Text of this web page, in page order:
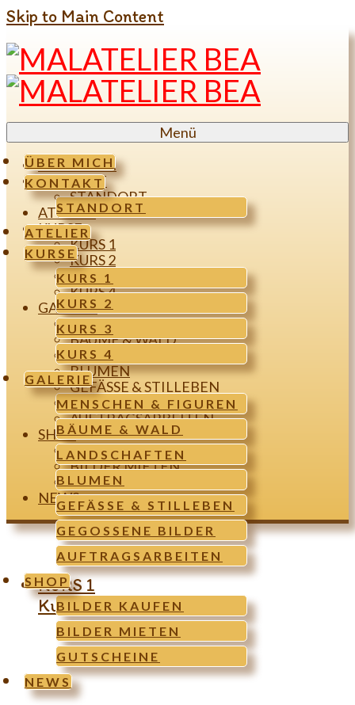
Skip to Main Content
ÜBER MICH
KONTAKT
STANDORT
ATELIER
KURSE
KURS 1
KURS 2
KURS 3
KURS 4
GALERIE
MENSCHEN & FIGUREN
BÄUME & WALD
LANDSCHAFTEN
BLUMEN
GEFÄSSE & STILLEBEN
GEGOSSENE BILDER
AUFTRAGSARBEITEN
SHOP
BILDER KAUFEN
BILDER MIETEN
GUTSCHEINE
NEWS
Menü
ÜBER MICH
KONTAKT
STANDORT
ATELIER
KURSE
KURS 1
KURS 2
KURS 3
KURS 4
GALERIE
MENSCHEN & FIGUREN
BÄUME & WALD
LANDSCHAFTEN
BLUMEN
GEFÄSSE & STILLEBEN
GEGOSSENE BILDER
AUFTRAGSARBEITEN
SHOP
BILDER KAUFEN
BILDER MIETEN
GUTSCHEINE
NEWS
KURS 1
Kurs 1 / Puring- Workshop